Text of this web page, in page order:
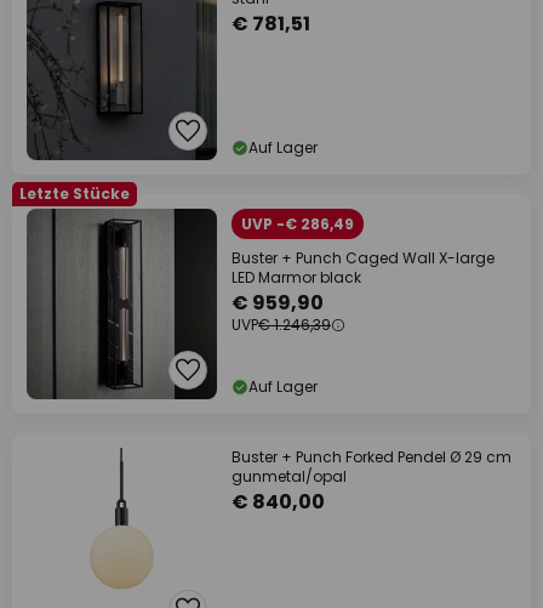
€ 781,51
Auf Lager
Letzte Stücke
UVP -€ 286,49
Buster + Punch Caged Wall X-large
LED Marmor black
€ 959,90
UVP€ 1.246,39
Auf Lager
Buster + Punch Forked Pendel Ø 29 cm
gunmetal/opal
€ 840,00